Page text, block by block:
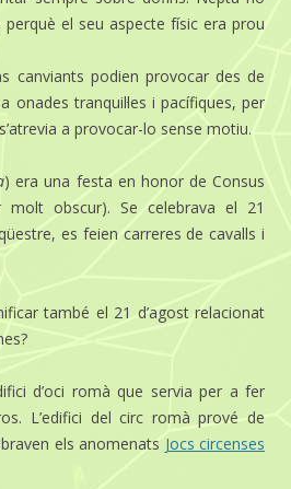
el seu aspecte físic era prou
canviants podien provocar des de
onades tranquil·les i pacífiques, per
a provocar-lo sense motiu.
) era una festa en honor de Consus
obscur). Se celebrava el 21
es feien carreres de cavalls i
també el 21 d’agost relacionat
d’oci romà que servia per a fer
L’edifici del circ romà prové de
els anomenats Jocs circenses